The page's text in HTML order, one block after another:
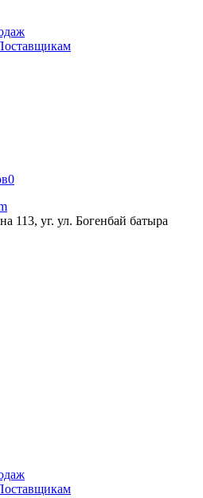
0
113, уг. ул. Богенбай батыра